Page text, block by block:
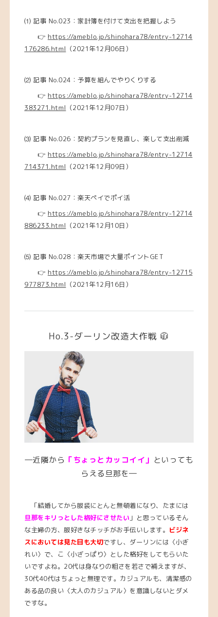
⑴ 記事 No.023：家計簿を付けて支出を把握しよう
👉 https://ameblo.jp/shinohara78/entry-12714
176286.html （2021年12月06日）
⑵ 記事 No.024：予算を組んでやりくりする
👉 https://ameblo.jp/shinohara78/entry-12714
383271.html （2021年12月07日）
⑶ 記事 No.026：契約プランを見直し、楽して支出削減
👉 https://ameblo.jp/shinohara78/entry-12714
714371.html （2021年12月09日）
⑷ 記事 No.027：楽天ペイでポイ活
👉 https://ameblo.jp/shinohara78/entry-12714
886233.html （2021年12月10日）
⑸ 記事 No.028：楽天市場で大量ポイントGET
👉 https://ameblo.jp/shinohara78/entry-12715
977873.html （2021年12月16日）
Ho.3-ダーリン改造大作戦 🧥
―近隣から 「ちょっとカッコイイ」 といっても
らえる旦那を―
「結婚してから服装にとんと無頓着になり、たまには
旦那をキリっとした格好にさせたい 」と思っているそん
な主婦の方、服好きなチッチがお手伝いします。 ビジネ
スにおいては見た目も大切ですし、ダーリンには〈小ぎ
れい〉で、こ〈小ざっぱり〉とした格好をしてもらいた
いですよね。20代は身なりの粗さを若さで補えますが、
30代40代はちょっと無理です。カジュアルも、清潔感の
ある品の良い〈大人のカジュアル〉を意識しないとダメ
ですな。